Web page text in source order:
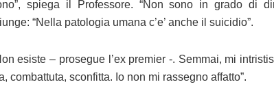
spiega il Professore. “Non sono in grado di
“Nella patologia umana c’e’ anche il suicidio”.
esiste – prosegue l’ex premier -. Semmai, mi
combattuta, sconfitta. Io non mi rassegno affatto”.